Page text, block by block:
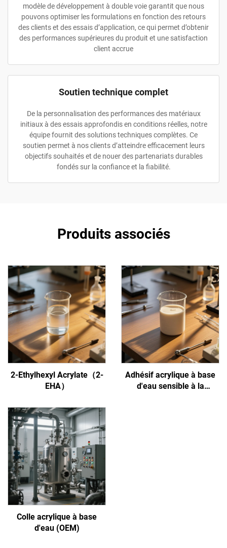
modèle de développement à double voie garantit que nous
pouvons optimiser les formulations en fonction des retours
des clients et des essais d’application, ce qui permet d’obtenir
des performances supérieures du produit et une satisfaction
client accrue
Soutien technique complet
De la personnalisation des performances des matériaux
initiaux à des essais approfondis en conditions réelles, notre
équipe fournit des solutions techniques complètes. Ce
soutien permet à nos clients d’atteindre efficacement leurs
objectifs souhaités et de nouer des partenariats durables
fondés sur la confiance et la fiabilité.
Produits associés
2-Ethylhexyl Acrylate（2-
EHA）
Adhésif acrylique à base
d'eau sensible à la
Colle acrylique à base
d'eau (OEM)